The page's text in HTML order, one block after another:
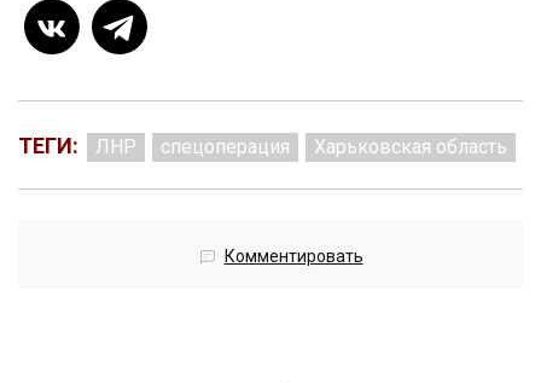
ТЕГИ: ЛНР спецоперация Харьковская область
Комментировать